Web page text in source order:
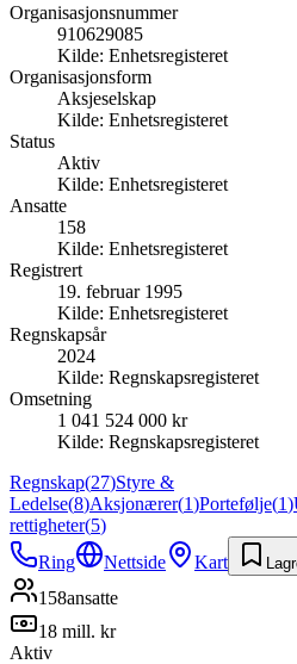
Organisasjonsnummer
910629085
Kilde: Enhetsregisteret
Organisasjonsform
Aksjeselskap
Kilde: Enhetsregisteret
Status
Aktiv
Kilde: Enhetsregisteret
Ansatte
158
Kilde: Enhetsregisteret
Registrert
19. februar 1995
Kilde: Enhetsregisteret
Regnskapsår
2024
Kilde: Regnskapsregisteret
Omsetning
1 041 524 000 kr
Kilde: Regnskapsregisteret
Regnskap(27)Styre &
Ledelse(8)Aksjonærer(1)Portefølje(1)
rettigheter(5)
Ring
Nettside Kart
158ansatte
18 mill. kr
Aktiv